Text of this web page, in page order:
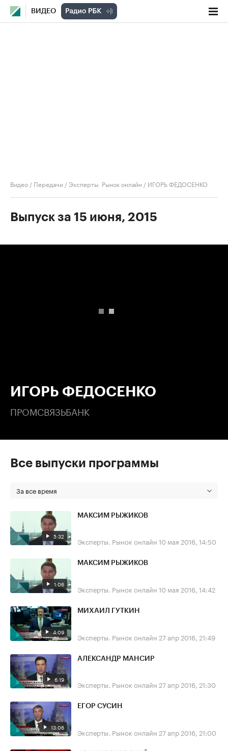
ВИДЕО
Видео / Передачи /Эксперты. Рынок онлайн / ИГОРЬ ФЕДОСЕНКО
Выпуск за 15 июня, 2015
ИГОРЬ ФЕДОСЕНКО
ПРОМСВЯЗЬБАНК
Все выпуски программы
За все время
5:32
МАКСИМ РЫЖИКОВ
Эксперты. Рынок онлайн 10 мая 2016, 14:50
1:06
МАКСИМ РЫЖИКОВ
Эксперты. Рынок онлайн 10 мая 2016, 14:42
4:09
МИХАИЛ ГУТКИН
Эксперты. Рынок онлайн 27 апр 2016, 21:49
6:19
АЛЕКСАНДР МАНСИР
Эксперты. Рынок онлайн 27 апр 2016, 21:30
13:06
ЕГОР СУСИН
Эксперты. Рынок онлайн 27 апр 2016, 21:00